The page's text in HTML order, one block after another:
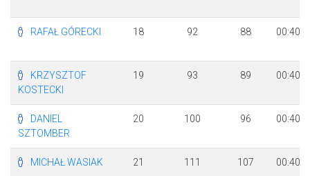
RAFAŁ GÓRECKI 18 92 88
KRZYSZTOF
KOSTECKI
19 93 89
DANIEL
SZTOMBER
20 100 96
MICHAŁ WASIAK 21 111 107